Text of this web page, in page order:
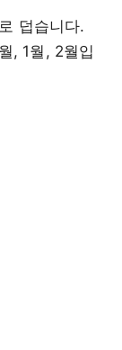
덥습니다.
, 1월, 2월입